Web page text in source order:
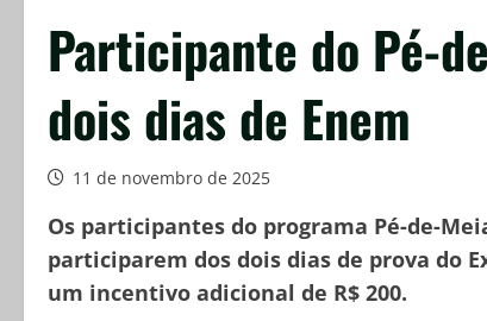
Participante do Pé-
dois dias de Enem
11 de novembro de 2025
Os participantes do programa Pé-de-
participarem dos dois dias de prova do
um incentivo adicional de R$ 200.